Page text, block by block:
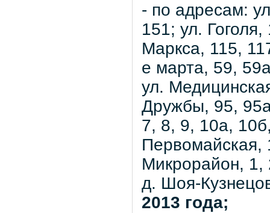
- по адресам:
151; ул.
Маркса, 115,
е марта, 59,
ул.
Дружбы, 95,
7, 8, 9, 10а,
Первомайская,
Микрорайон, 1,
д. Шоя-
2013 года;